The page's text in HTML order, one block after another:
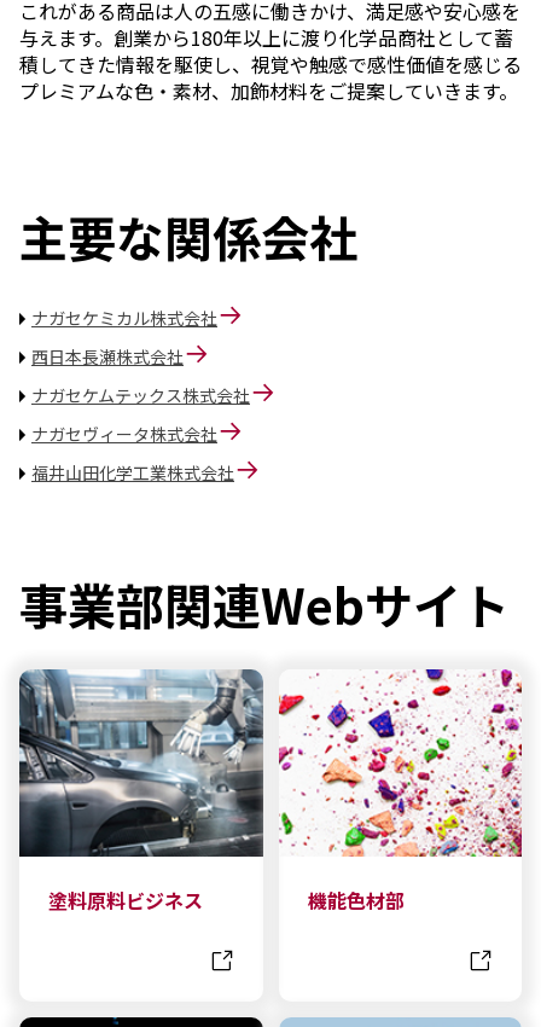
財務情報
サステナビリティ
NAGASEグループのサステナビリティ
ガバナンス
サステナビリティデータ集
アスリート支援
各種対照表
サステナビリティサイトについて
採用情報
新卒採用（総合・事務職）
キャリア採用
NAGASEグループ採用情報
これがある商品は人の五感に働きかけ、満足感や安心感を
与えます。創業から180年以上に渡り化学品商社として蓄
積してきた情報を駆使し、視覚や触感で感性価値を感じる
プレミアムな色・素材、加飾材料をご提案していきます。
主要な関係会社
ナガセケミカル株式会社
西日本長瀬株式会社
ナガセケムテックス株式会社
ナガセヴィータ株式会社
福井山田化学工業株式会社
事業部関連Webサイト
塗料原料ビジネス 機能色材部